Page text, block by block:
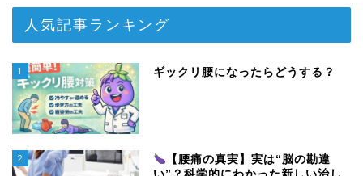
人気記事ランキング
1 ギックリ腰になったらどうする？
2
【腰痛の真実】実は“脳の勘違